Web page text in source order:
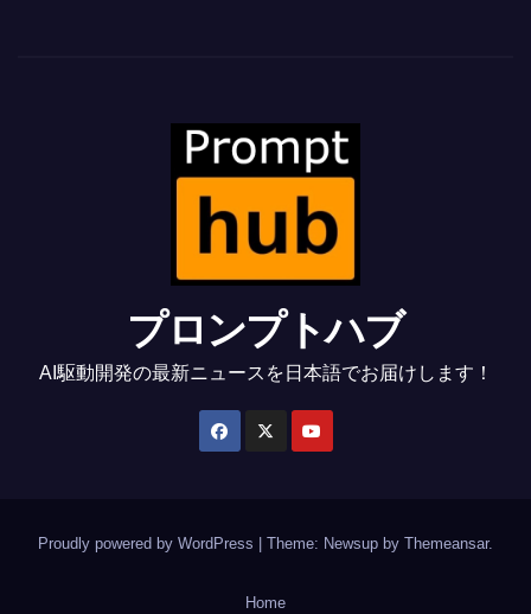
プロンプトハブ
AI駆動開発の最新ニュースを日本語でお届けします！
Proudly powered by WordPress Theme: Newsup by Themeansar.
Home